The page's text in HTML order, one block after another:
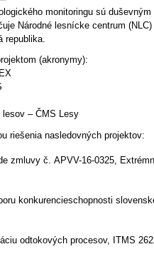
monitoringu sú
Národné lesnícke centrum
republika.
(akronymy):
lesov – ČMS Lesy
riešenia nasledovných projektov:
zmluvy č. APVV-16-0325,
konkurencieschopnosti
odtokových procesov, ITMS